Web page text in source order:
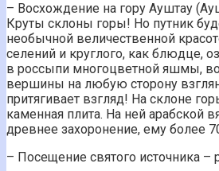
– Восхождение на гору Ауштау
Круты склоны горы! Но путник
необычной величественной
селений и круглого, как блюдце,
в россыпи многоцветной яшмы,
вершины на любую сторону
притягивает взгляд! На склоне
каменная плита. На ней арабской
древнее захоронение, ему более
– Посещение святого источника –